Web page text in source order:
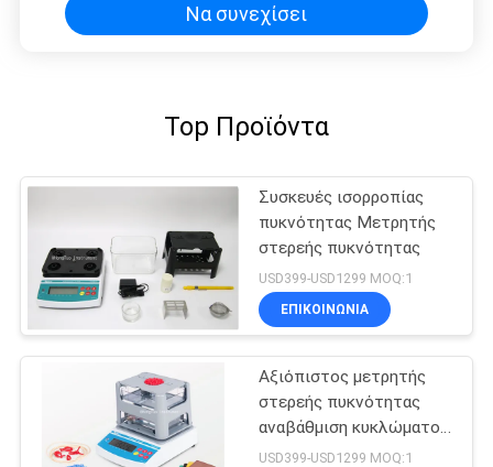
Να συνεχίσει
Top Προϊόντα
Συσκευές ισορροπίας
πυκνότητας Μετρητής
στερεής πυκνότητας
USD399-USD1299 MOQ:1
ΕΠΙΚΟΙΝΩΝΊΑ
Αξιόπιστος μετρητής
στερεής πυκνότητας
αναβάθμιση κυκλώματος
με καλώδιο σύνδεσης
USD399-USD1299 MOQ:1